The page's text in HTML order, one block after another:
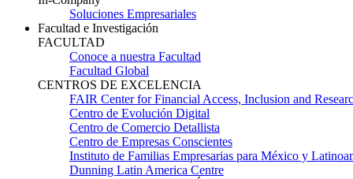
Soluciones Empresariales
Facultad e Investigación
FACULTAD
Conoce a nuestra Facultad
Facultad Global
CENTROS DE EXCELENCIA
FAIR Center for Financial Access, Inclusion and
Centro de Evolución Digital
Centro de Comercio Detallista
Centro de Empresas Conscientes
Instituto de Familias Empresarias para México y
Dunning Latin America Centre